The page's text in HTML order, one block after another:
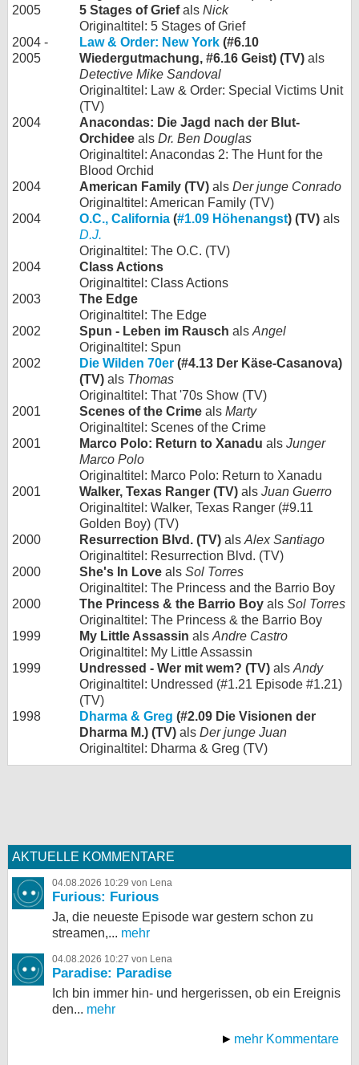
2005
5 Stages of Griefals Nick
Originaltitel: 5 Stages of Grief
2004 -
2005
Law & Order: New York (#6.10
Wiedergutmachung, #6.16 Geist) (TV) als
Detective Mike Sandoval
Originaltitel: Law & Order: Special Victims Unit
(TV)
2004
Anacondas: Die Jagd nach der Blut-
Orchidee als Dr. Ben Douglas
Originaltitel: Anacondas 2: The Hunt for the
Blood Orchid
2004
American Family (TV) als Der junge Conrado
Originaltitel: American Family (TV)
2004
O.C., California (#1.09 Höhenangst) (TV) als
D.J.
Originaltitel: The O.C. (TV)
2004
Class Actions
Originaltitel: Class Actions
2003
The Edge
Originaltitel: The Edge
2002
Spun - Leben im Rausch als Angel
Originaltitel: Spun
2002
Die Wilden 70er (#4.13 Der Käse-Casanova)
(TV) als Thomas
Originaltitel: That '70s Show (TV)
2001
Scenes of the Crime als Marty
Originaltitel: Scenes of the Crime
2001
Marco Polo: Return to Xanadu als Junger
Marco Polo
Originaltitel: Marco Polo: Return to Xanadu
2001
Walker, Texas Ranger (TV) als Juan Guerro
Originaltitel: Walker, Texas Ranger (#9.11
Golden Boy) (TV)
2000
Resurrection Blvd. (TV) als Alex Santiago
Originaltitel: Resurrection Blvd. (TV)
2000
She's In Love als Sol Torres
Originaltitel: The Princess and the Barrio Boy
2000
The Princess & the Barrio Boy als Sol Torres
Originaltitel: The Princess & the Barrio Boy
1999
My Little Assassin als Andre Castro
Originaltitel: My Little Assassin
1999
Undressed - Wer mit wem? (TV) als Andy
Originaltitel: Undressed (#1.21 Episode #1.21)
(TV)
1998
Dharma & Greg (#2.09 Die Visionen der
Dharma M.) (TV) als Der junge Juan
Originaltitel: Dharma & Greg (TV)
AKTUELLE KOMMENTARE
04.08.2026 10:29 von Lena
Furious: Furious
Ja, die neueste Episode war gestern schon zu
streamen,... mehr
04.08.2026 10:27 von Lena
Paradise: Paradise
Ich bin immer hin- und hergerissen, ob ein Ereignis
den... mehr
mehr Kommentare